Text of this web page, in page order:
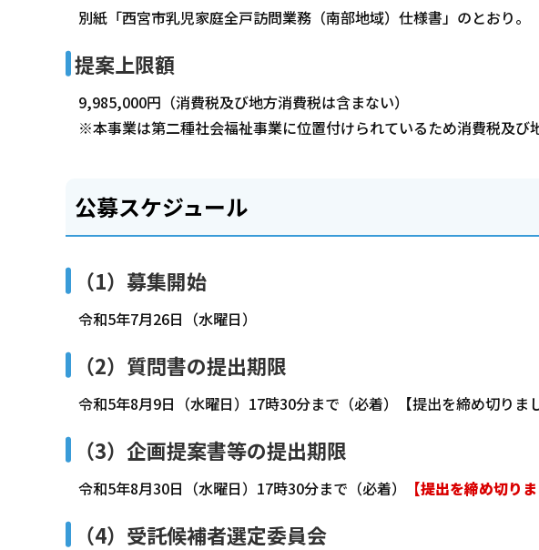
別紙「西宮市乳児家庭全戸訪問業務（南部地域）仕様書」のとおり。
提案上限額
9,985,000円（消費税及び地方消費税は含まない）
※本事業は第二種社会福祉事業に位置付けられているため消費税及び
公募スケジュール
（1）募集開始
令和5年7月26日（水曜日）
（2）質問書の提出期限
令和5年8月9日（水曜日）17時30分まで（必着）【提出を締め切りま
（3）企画提案書等の提出期限
令和5年8月30日（水曜日）17時30分まで（必着） 【提出を締め切りま
（4）受託候補者選定委員会